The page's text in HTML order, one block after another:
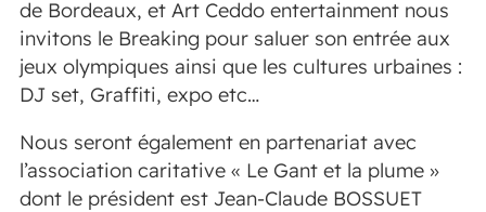
de Bordeaux, et Art Ceddo entertainment nous
invitons le Breaking pour saluer son entrée aux
jeux olympiques ainsi que les cultures urbaines :
DJ set, Graffiti, expo etc…
Nous seront également en partenariat avec
l’association caritative « Le Gant et la plume »
dont le président est Jean-Claude BOSSUET